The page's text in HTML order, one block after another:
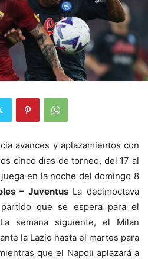
avances y aplazamientos con
cinco días de torneo, del 17 al
en la noche del domingo 8
– JuventusLa decimoctava
que se espera para el
semana siguiente, el Milan
la Lazio hasta el martes para
que el Napoli aplazará a